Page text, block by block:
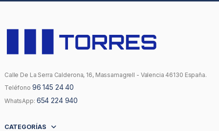
Calle De La Serra Calderona, 16, Massamagrell - Valencia 46130 España.
Teléfono 96 145 24 40
WhatsApp: 654 224 940
CATEGORÍAS